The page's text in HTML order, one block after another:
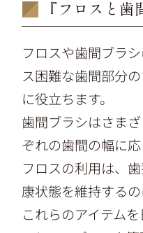
『フロスと歯
フロスや歯間ブラ
ス困難な歯間部分
に役立ちます。
歯間ブラシはさま
ぞれの歯間の幅に応
フロスの利用は、
康状態を維持するの
これらのアイテム